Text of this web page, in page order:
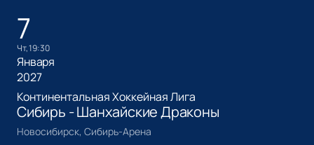
7
чт, 19:30
Января
2027
Континентальная Хоккейная Лига
Сибирь - Шанхайские Драконы
Новосибирск, Сибирь-Арена